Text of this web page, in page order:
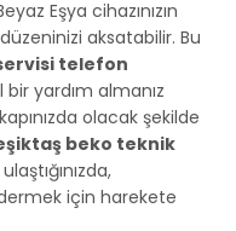
Eşya cihazınızın
aksatabilir. Bu
telefon
yardım almanız
kapınızda olacak şekilde
beko teknik
için harekete